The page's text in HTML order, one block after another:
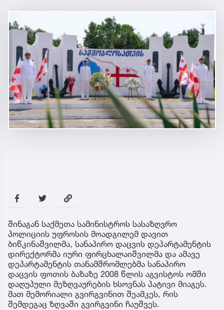
შინაგან საქმეთა სამინისტროს სასაზღვრო
პოლიციის უფროსის მოადგილემ დავით
ბიწკინაშვილმა, სანაპირო დაცვის დეპარტამენტის
დირექტორმა იური ფირცხალაიშვილმა და ამავე
დეპარტამენტის თანამშრომლებმა სანაპირო
დაცვის ფოთის ბაზაზე 2008 წლის აგვისტოს ომში
დაღუპული მეზღვაურების ხსოვნას პატივი მიაგეს.
მათ მემორიალი გვირგვინით შეამკეს, რის
შემდეგაც ზღვაში გვირგვინი ჩაუშვეს.